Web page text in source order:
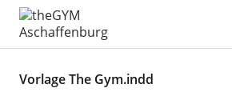
theGYM
Vorlage The Gym.indd